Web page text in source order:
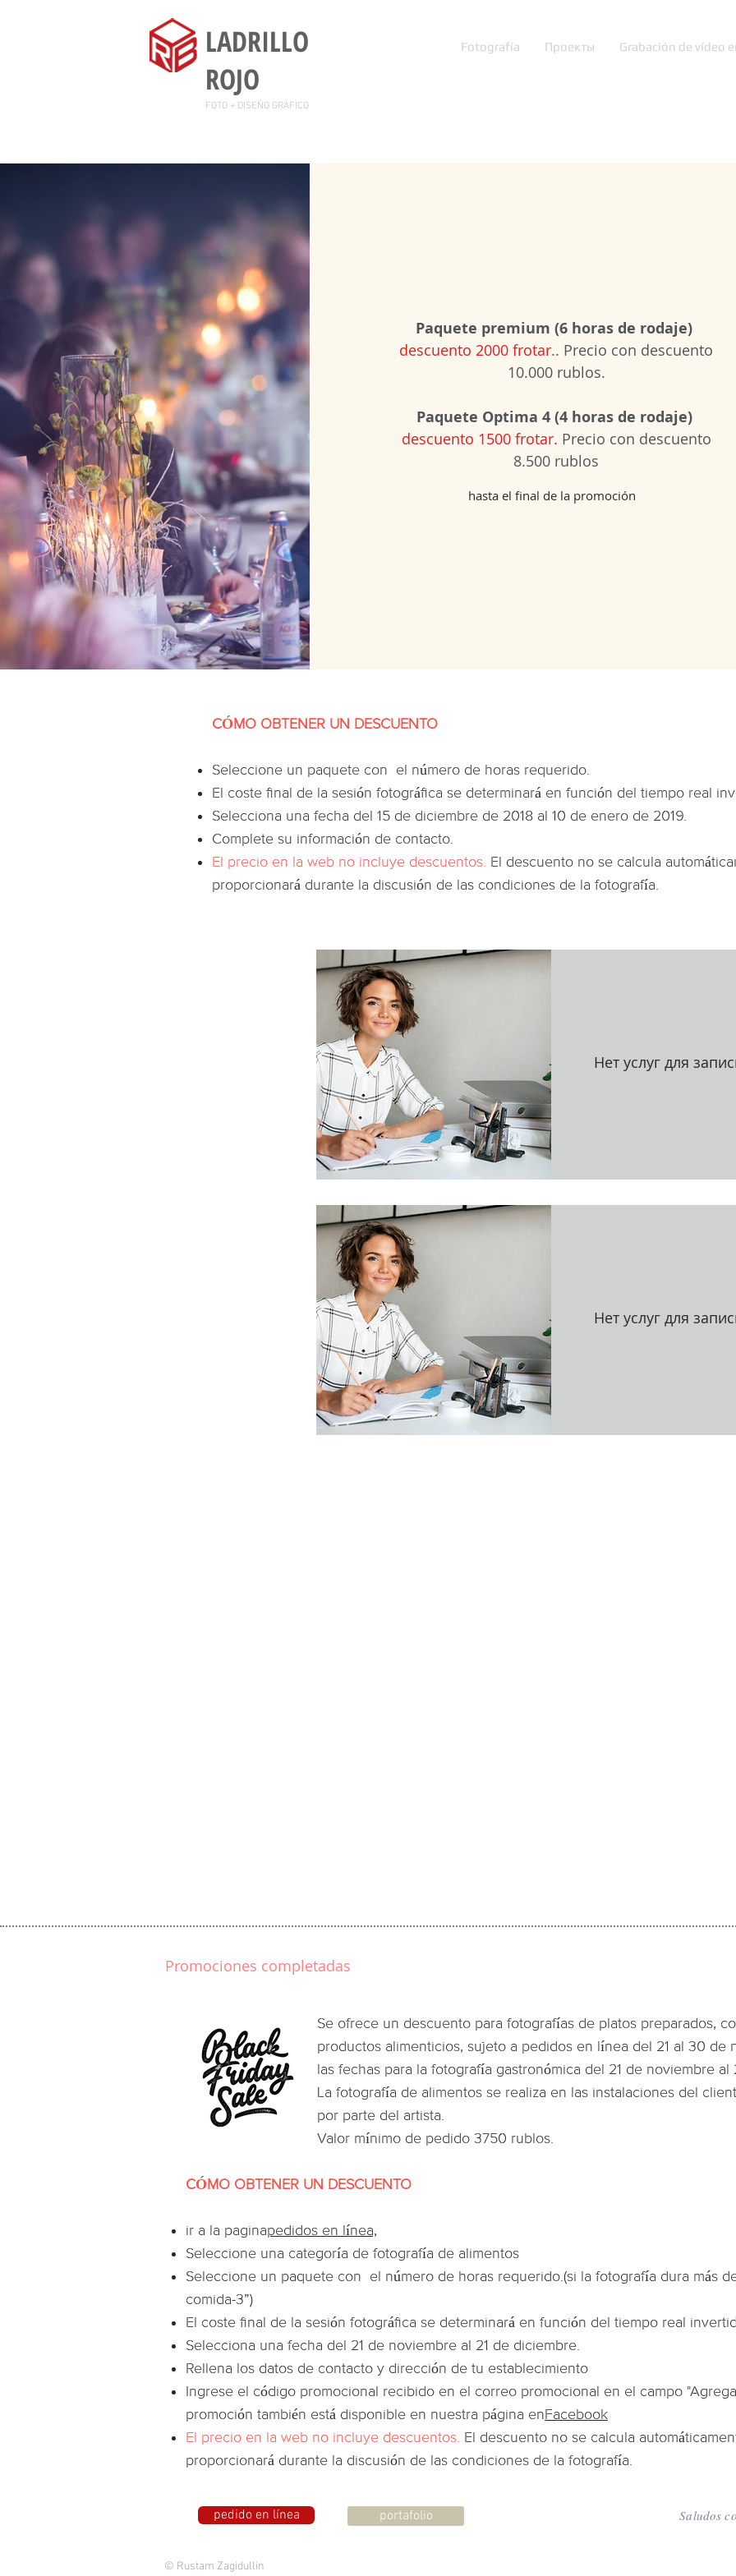
Fotografía Проекты Grabación de vídeo
LADRILLO
ROJO
FOTO + DISEÑO GRÁFICO
Paquete premium (6 horas de rodaje)
descuento 2000 frotar.. Precio con descuento
10.000 rublos.
Paquete Optima 4 (4 horas de rodaje)
descuento 1500 frotar. Precio con descuento
8.500 rublos
hasta el final de la promoción
CÓMO OBTENER UN DESCUENTO
Seleccione un paquete con el número de horas requerido.
El coste final de la sesión fotográfica se determinará en función del tiempo real
Selecciona una fecha del 15 de diciembre de 2018 al 10 de enero de 2019.
Complete su información de contacto.
El precio en la web no incluye descuentos. El descuento no se calcula
proporcionará durante la discusión de las condiciones de la fotografía.
Нет услуг для
Нет услуг для
Promociones completadas
Se ofrece un descuento para fotografías de platos preparados,
productos alimenticios, sujeto a pedidos en línea del 21 al 30 de
las fechas para la fotografía gastronómica del 21 de noviembre al
La fotografía de alimentos se realiza en las instalaciones del
por parte del artista.
Valor mínimo de pedido 3750 rublos.
CÓMO OBTENER UN DESCUENTO
ir a la paginapedidos en línea,
Seleccione una categoría de fotografía de alimentos
Seleccione un paquete con el número de horas requerido.(si la fotografía dura más
comida-3”)
El coste final de la sesión fotográfica se determinará en función del tiempo real
Selecciona una fecha del 21 de noviembre al 21 de diciembre.
Rellena los datos de contacto y dirección de tu establecimiento
Ingrese el código promocional recibido en el correo promocional en el campo
promoción también está disponible en nuestra página enFacebook
El precio en la web no incluye descuentos. El descuento no se calcula
proporcionará durante la discusión de las condiciones de la fotografía.
pedido en línea portafolio Saludos
© Rustam Zagidullin